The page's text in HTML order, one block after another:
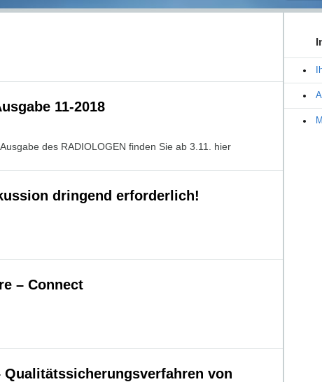
11-2018
des RADIOLOGEN finden Sie ab 3.11. hier
dringend erforderlich!
– Connect
Qualitätssicherungsverfahren von